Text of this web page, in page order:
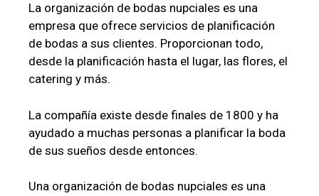
La organización de bodas nupciales es una
empresa que ofrece servicios de planificación
de bodas a sus clientes. Proporcionan todo,
desde la planificación hasta el lugar, las flores, el
catering y más.
La compañía existe desde finales de 1800 y ha
ayudado a muchas personas a planificar la boda
de sus sueños desde entonces.
Una organización de bodas nupciales es una